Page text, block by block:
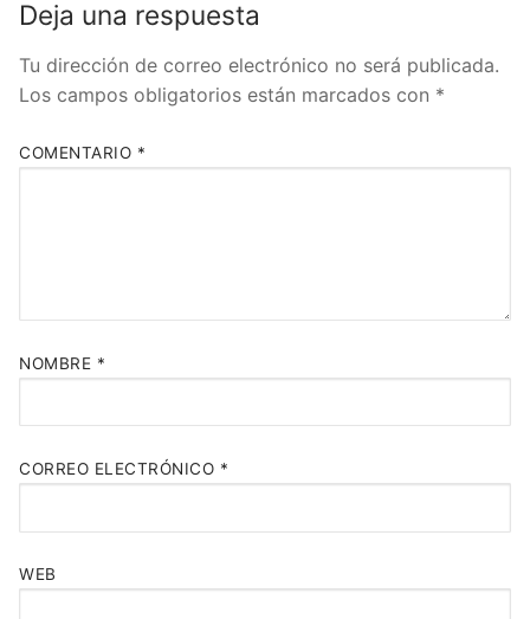
Deja una respuesta
Tu dirección de correo electrónico no será publicada.
Los campos obligatorios están marcados con *
COMENTARIO *
NOMBRE *
CORREO ELECTRÓNICO *
WEB